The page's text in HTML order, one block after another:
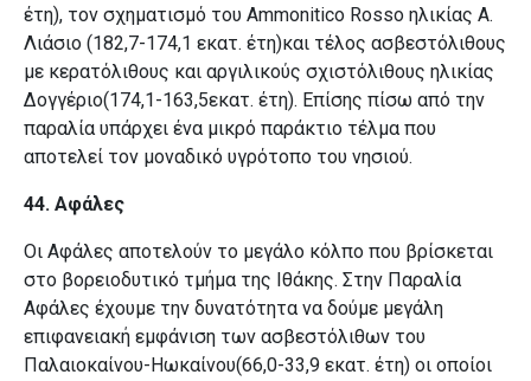
έτη), τον σχηματισμό του Ammonitico Rosso ηλικίας Α.
Λιάσιο (182,7-174,1 εκατ. έτη)και τέλος ασβεστόλιθους
με κερατόλιθους και αργιλικούς σχιστόλιθους ηλικίας
Δογγέριο(174,1-163,5εκατ. έτη). Επίσης πίσω από την
παραλία υπάρχει ένα μικρό παράκτιο τέλμα που
αποτελεί τον μοναδικό υγρότοπο του νησιού.
44. Αφάλες
Οι Αφάλες αποτελούν το μεγάλο κόλπο που βρίσκεται
στο βορειοδυτικό τμήμα της Ιθάκης. Στην Παραλία
Αφάλες έχουμε την δυνατότητα να δούμε μεγάλη
επιφανειακή εμφάνιση των ασβεστόλιθων του
Παλαιοκαίνου-Ηωκαίνου(66,0-33,9 εκατ. έτη) οι οποίοι